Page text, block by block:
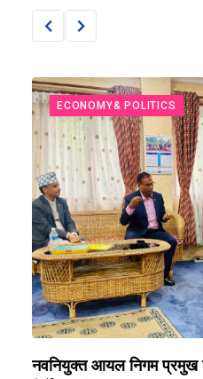
ECONOMY& POLITICS
नवनियुक्त आयल निगम प्रमुख